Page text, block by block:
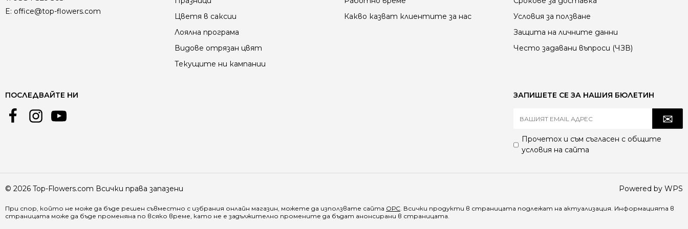
E: office@top-flowers.com
Цветя в саксии
Лоялна програма
Видове отрязан цвят
Текущите ни кампании
Какво казват клиентите за нас
Условия за ползване
Защита на личните данни
Често задавани въпроси (ЧЗВ)
ПОСЛЕДВАЙТЕ НИ ЗАПИШЕТЕ СЕ ЗА НАШИЯ БЮЛЕТИН
Прочетох и съм съгласен с общите
условия на сайта
© 2026 Top-Flowers.com Всички права запазени Powered by WPS
При спор, който не може да бъде решен съвместно с избрания онлайн магазин, можете да използвате сайта ОРС. Всички продукти в страницата подлежат на актуализация. Информацията в
страницата може да бъде променяна по всяко време, като не е задължително промените да бъдат анонсирани в страницата.